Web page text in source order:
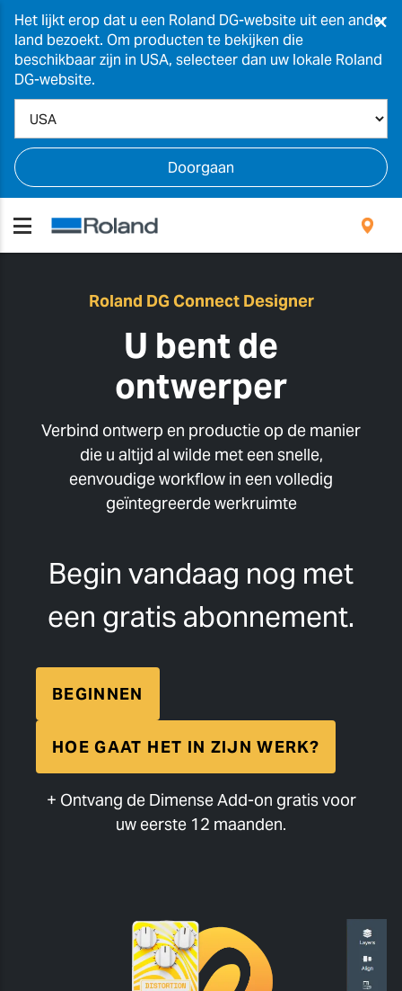
Het lijkt erop dat u een Roland DG-website uit een ander
land bezoekt. Om producten te bekijken die
beschikbaar zijn in USA, selecteer dan uw lokale Roland
DG-website.
Doorgaan
×
Roland DG Connect Designer
U bent de
ontwerper
Verbind ontwerp en productie op de manier
die u altijd al wilde met een snelle,
eenvoudige workflow in een volledig
geïntegreerde werkruimte
Begin vandaag nog met
een gratis abonnement.
BEGINNEN
HOE GAAT HET IN ZIJN WERK?
+ Ontvang de Dimense Add-on gratis voor
uw eerste 12 maanden.